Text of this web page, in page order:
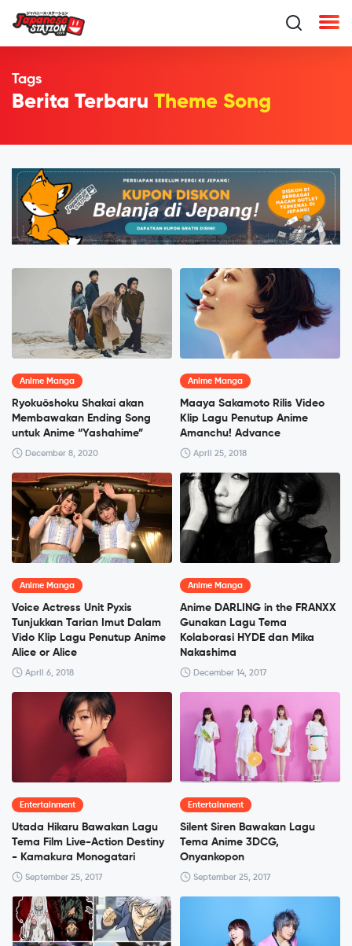
Tags
Berita Terbaru Theme Song
Anime Manga
Ryokuōshoku Shakai akan
Membawakan Ending Song
untuk Anime “Yashahime”
December 8, 2020
Anime Manga
Maaya Sakamoto Rilis Video
Klip Lagu Penutup Anime
Amanchu! Advance
April 25, 2018
Anime Manga
Voice Actress Unit Pyxis
Tunjukkan Tarian Imut Dalam
Vido Klip Lagu Penutup Anime
Alice or Alice
April 6, 2018
Anime Manga
Anime DARLING in the FRANXX
Gunakan Lagu Tema
Kolaborasi HYDE dan Mika
Nakashima
December 14, 2017
Entertainment
Utada Hikaru Bawakan Lagu
Tema Film Live-Action Destiny
- Kamakura Monogatari
September 25, 2017
Entertainment
Silent Siren Bawakan Lagu
Tema Anime 3DCG,
Onyankopon
September 25, 2017